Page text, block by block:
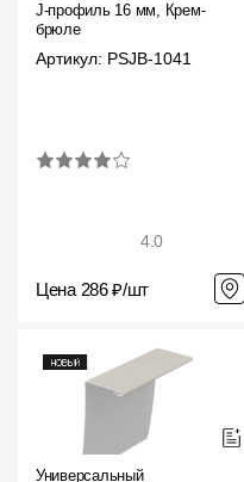
J-профиль 16 мм, Крем-
брюле
Артикул: PSJB-1041
4.0
Цена 286 ₽/шт
Универсальный